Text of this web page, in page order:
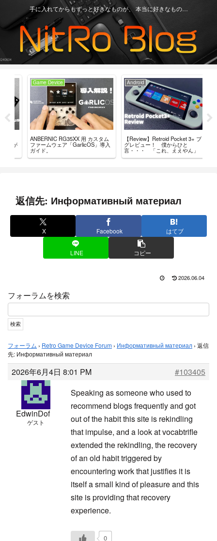
手に入れてからもずっと好きなものが、 本当に好きなもの…
Game Device
ANBERNIC RG35XX 用 カスタム
ファームウェア「GarlicOS」導入
ガイド。
Android
【Review】Retroid Pocket 3+ ブロ
グレビュー！ 僕からひと
言・・・ 「これ、ええやん」
返信先: Информативный материал
X Facebook はてブ
LINE コピー
2026.06.04
フォーラムを検索
フォーラム › Retro Game Device Forum › Информативный материал › 返信
先: Информативный материал
2026年6月4日 8:01 PM #103405
EdwinDof
ゲスト
Speaking as someone who used to
recommend blogs frequently and got
out of the habit this site is rekindling
that impulse, and a look atvocabtrifle
extended the rekindling, the recovery
of an old habit triggered by
encountering work that justifies it is
itself a small kind of pleasure and this
site is providing that recovery
experience.
0